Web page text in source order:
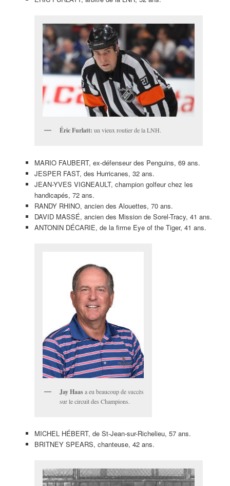
Éric Furlatt: un vieux routier de la LNH.
MARIO FAUBERT, ex-défenseur des Penguins, 69 ans.
JESPER FAST, des Hurricanes, 32 ans.
JEAN-YVES VIGNEAULT, champion golfeur chez les
handicapés, 72 ans.
RANDY RHINO, ancien des Alouettes, 70 ans.
DAVID MASSÉ, ancien des Mission de Sorel-Tracy, 41 ans.
ANTONIN DÉCARIE, de la firme Eye of the Tiger, 41 ans.
Jay Haasa eu beaucoup de succès
sur le circuit des Champions.
MICHEL HÉBERT, de St-Jean-sur-Richelieu, 57 ans.
BRITNEY SPEARS, chanteuse, 42 ans.